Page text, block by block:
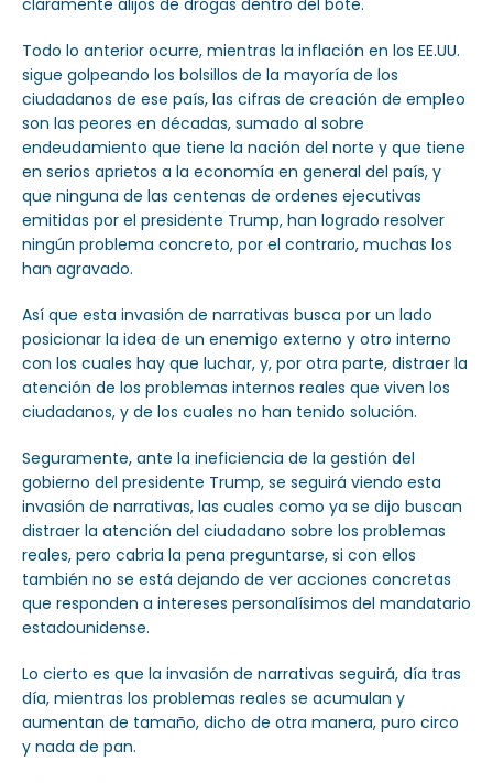
claramente alijos de drogas dentro del bote.
Todo lo anterior ocurre, mientras la inflación en los EE.UU.
sigue golpeando los bolsillos de la mayoría de los
ciudadanos de ese país, las cifras de creación de empleo
son las peores en décadas, sumado al sobre
endeudamiento que tiene la nación del norte y que tiene
en serios aprietos a la economía en general del país, y
que ninguna de las centenas de ordenes ejecutivas
emitidas por el presidente Trump, han logrado resolver
ningún problema concreto, por el contrario, muchas los
han agravado.
Así que esta invasión de narrativas busca por un lado
posicionar la idea de un enemigo externo y otro interno
con los cuales hay que luchar, y, por otra parte, distraer la
atención de los problemas internos reales que viven los
ciudadanos, y de los cuales no han tenido solución.
Seguramente, ante la ineficiencia de la gestión del
gobierno del presidente Trump, se seguirá viendo esta
invasión de narrativas, las cuales como ya se dijo buscan
distraer la atención del ciudadano sobre los problemas
reales, pero cabria la pena preguntarse, si con ellos
también no se está dejando de ver acciones concretas
que responden a intereses personalísimos del mandatario
estadounidense.
Lo cierto es que la invasión de narrativas seguirá, día tras
día, mientras los problemas reales se acumulan y
aumentan de tamaño, dicho de otra manera, puro circo
y nada de pan.